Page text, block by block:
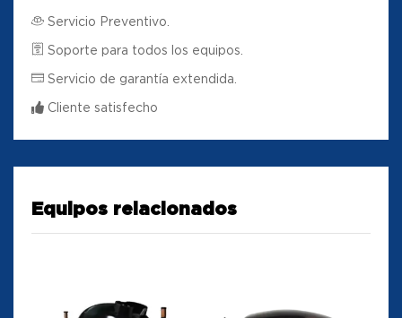
Servicio Preventivo.
Soporte para todos los equipos.
Servicio de garantía extendida.
Cliente satisfecho
Equipos relacionados